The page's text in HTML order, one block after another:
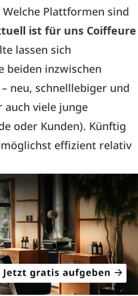
Plattformen sind
ist für uns Coiffeure
lassen sich
beiden inzwischen
neu, schnelllebiger und
viele junge
oder Kunden). Künftig
effizient relativ